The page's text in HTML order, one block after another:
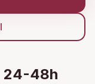
24-48h